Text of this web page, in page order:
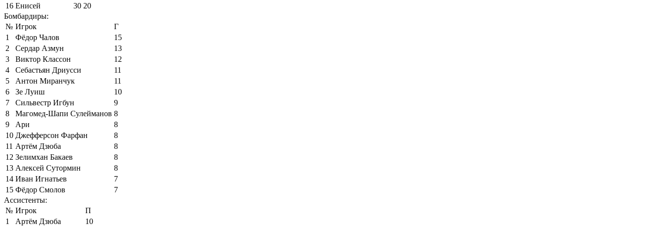
16 Енисей 30 20
Бомбардиры:
№ Игрок
Г
1
Фёдор Чалов
15
2
Сердар Азмун
13
3
Виктор Классон
12
4
Себастьян Дриусси
11
5
Антон Миранчук
11
6
Зе Луиш
10
7
Сильвестр Игбун
9
8
Магомед-Шапи Сулейманов 8
9
Ари
8
10 Джефферсон Фарфан
8
11 Артём Дзюба
8
12 Зелимхан Бакаев
8
13 Алексей Сутормин
8
14 Иван Игнатьев
7
15 Фёдор Смолов
7
Ассистенты:
№ Игрок
П
1
Артём Дзюба
10